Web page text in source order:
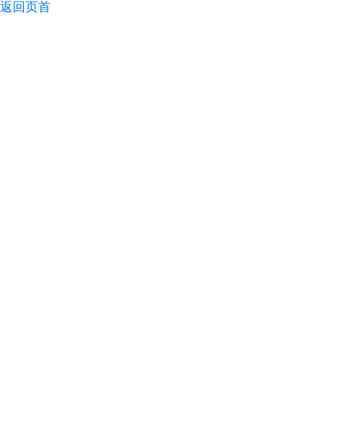
返回页首